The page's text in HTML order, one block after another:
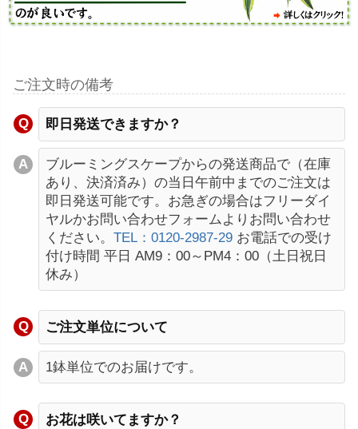
ご注文時の備考
即日発送できますか？
ブルーミングスケープからの発送商品で（在庫
あり、決済済み）の当日午前中までのご注文は
即日発送可能です。お急ぎの場合はフリーダイ
ヤルかお問い合わせフォームよりお問い合わせ
ください。 TEL：0120-2987-29 お電話での受け
付け時間 平日 AM9：00～PM4：00（土日祝日
休み）
ご注文単位について
1鉢単位でのお届けです。
お花は咲いてますか？